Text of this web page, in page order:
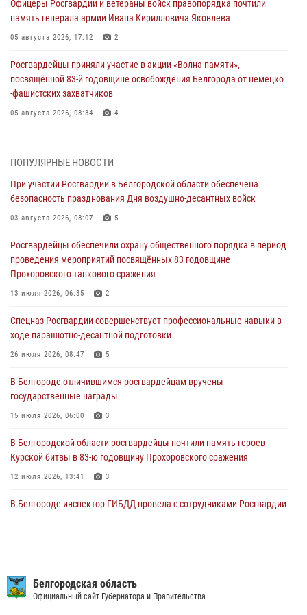
Офицеры Росгвардии и ветераны войск правопорядка почтили
память генерала армии Ивана Кирилловича Яковлева
05 августа 2026, 17:12 2
Росгвардейцы приняли участие в акции «Волна памяти»,
посвящённой 83‑й годовщине освобождения Белгорода от немецко
‑фашистских захватчиков
05 августа 2026, 08:34 4
Росгвардейцы спасли раненого при атаке FPV-дрона ВСУ жителя
белгородского приграничья
За неделю белгородские росгвардейцы пресекли свыше 130
правонарушений
04 августа 2026, 06:03
Сотрудники Росгвардии задержали подозреваемую в краже
товаров из гипермаркета в Белгороде
03 августа 2026, 13:29
«Я расскажу вам о Герое»: история подполковника милиции в
отставке Виктора Хайрулика (видео)
03 августа 2026, 10:37
ПОПУЛЯРНЫЕ НОВОСТИ
При участии Росгвардии в Белгородской области обеспечена
безопасность празднования Дня воздушно-десантных войск
03 августа 2026, 08:07 5
Росгвардейцы обеспечили охрану общественного порядка в период
проведения мероприятий посвящённых 83 годовщине
Прохоровского танкового сражения
13 июля 2026, 06:35 2
Спецназ Росгвардии совершенствует профессиональные навыки в
ходе парашютно-десантной подготовки
26 июля 2026, 08:47 5
В Белгороде отличившимся росгвардейцам вручены
государственные награды
15 июля 2026, 06:00 3
В Белгородской области росгвардейцы почтили память героев
Курской битвы в 83-ю годовщину Прохоровского сражения
12 июля 2026, 13:41 3
В Белгороде инспектор ГИБДД провела с сотрудниками Росгвардии
подготовке спецподразделения в эфире радио «России - Белгород»
22 июля 2026, 14:36
Белгородская область
Официальный сайт Губернатора и Правительства